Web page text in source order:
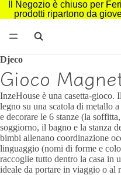
Il Negozio è chiuso per
prodotti ripartono da
Djeco
Gioco
InzeHouse è una casetta-gioco.
legno su una scatola di metallo
e decorare le 6 stanze (la
soggiorno, il bagno e la stanza
bimbi allenano coordinazione
linguaggio (nomi di forme e
raccoglie tutto dentro la casa in
ideale da portare in viaggio o al